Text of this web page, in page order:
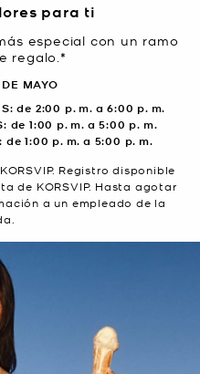
para ti
especial con un ramo
regalo.*
MAYO
de 2:00 p. m. a 6:00 p. m.
de 1:00 p. m. a 5:00 p. m.
de 1:00 p. m. a 5:00 p. m.
Registro disponible
de KORSVIP. Hasta agotar
a un empleado de la